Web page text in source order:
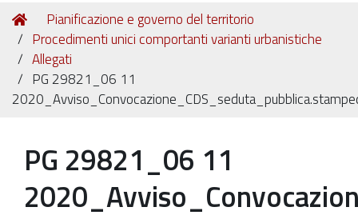
Tu
sei
qui:
Home
Pianificazione e governo del territorio
Procedimenti unici comportanti varianti urbanistiche
Allegati
PG 29821_06 11
PG 29821_06 11